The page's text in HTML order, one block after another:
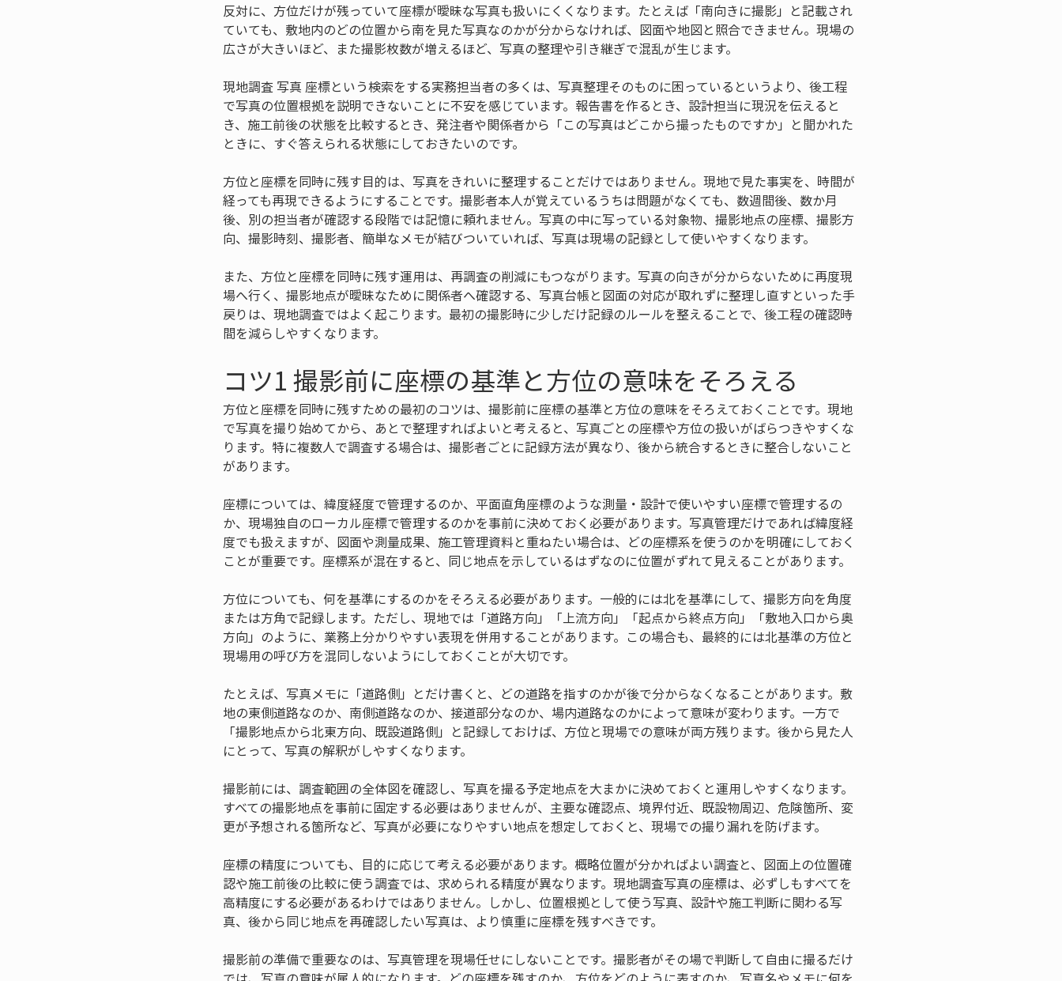
反対に、方位だけが残っていて座標が曖昧な写真も扱いにくくなります。たとえば「南向きに撮影」と記載され
ていても、敷地内のどの位置から南を見た写真なのかが分からなければ、図面や地図と照合できません。現場の
広さが大きいほど、また撮影枚数が増えるほど、写真の整理や引き継ぎで混乱が生じます。
現地調査 写真 座標という検索をする実務担当者の多くは、写真整理そのものに困っているというより、後工程
で写真の位置根拠を説明できないことに不安を感じています。報告書を作るとき、設計担当に現況を伝えると
き、施工前後の状態を比較するとき、発注者や関係者から「この写真はどこから撮ったものですか」と聞かれた
ときに、すぐ答えられる状態にしておきたいのです。
方位と座標を同時に残す目的は、写真をきれいに整理することだけではありません。現地で見た事実を、時間が
経っても再現できるようにすることです。撮影者本人が覚えているうちは問題がなくても、数週間後、数か月
後、別の担当者が確認する段階では記憶に頼れません。写真の中に写っている対象物、撮影地点の座標、撮影方
向、撮影時刻、撮影者、簡単なメモが結びついていれば、写真は現場の記録として使いやすくなります。
また、方位と座標を同時に残す運用は、再調査の削減にもつながります。写真の向きが分からないために再度現
場へ行く、撮影地点が曖昧なために関係者へ確認する、写真台帳と図面の対応が取れずに整理し直すといった手
戻りは、現地調査ではよく起こります。最初の撮影時に少しだけ記録のルールを整えることで、後工程の確認時
間を減らしやすくなります。
コツ1 撮影前に座標の基準と方位の意味をそろえる
方位と座標を同時に残すための最初のコツは、撮影前に座標の基準と方位の意味をそろえておくことです。現地
で写真を撮り始めてから、あとで整理すればよいと考えると、写真ごとの座標や方位の扱いがばらつきやすくな
ります。特に複数人で調査する場合は、撮影者ごとに記録方法が異なり、後から統合するときに整合しないこと
があります。
座標については、緯度経度で管理するのか、平面直角座標のような測量・設計で使いやすい座標で管理するの
か、現場独自のローカル座標で管理するのかを事前に決めておく必要があります。写真管理だけであれば緯度経
度でも扱えますが、図面や測量成果、施工管理資料と重ねたい場合は、どの座標系を使うのかを明確にしておく
ことが重要です。座標系が混在すると、同じ地点を示しているはずなのに位置がずれて見えることがあります。
方位についても、何を基準にするのかをそろえる必要があります。一般的には北を基準にして、撮影方向を角度
または方角で記録します。ただし、現地では「道路方向」「上流方向」「起点から終点方向」「敷地入口から奥
方向」のように、業務上分かりやすい表現を併用することがあります。この場合も、最終的には北基準の方位と
現場用の呼び方を混同しないようにしておくことが大切です。
たとえば、写真メモに「道路側」とだけ書くと、どの道路を指すのかが後で分からなくなることがあります。敷
地の東側道路なのか、南側道路なのか、接道部分なのか、場内道路なのかによって意味が変わります。一方で
「撮影地点から北東方向、既設道路側」と記録しておけば、方位と現場での意味が両方残ります。後から見た人
にとって、写真の解釈がしやすくなります。
撮影前には、調査範囲の全体図を確認し、写真を撮る予定地点を大まかに決めておくと運用しやすくなります。
すべての撮影地点を事前に固定する必要はありませんが、主要な確認点、境界付近、既設物周辺、危険箇所、変
更が予想される箇所など、写真が必要になりやすい地点を想定しておくと、現場での撮り漏れを防げます。
座標の精度についても、目的に応じて考える必要があります。概略位置が分かればよい調査と、図面上の位置確
認や施工前後の比較に使う調査では、求められる精度が異なります。現地調査写真の座標は、必ずしもすべてを
高精度にする必要があるわけではありません。しかし、位置根拠として使う写真、設計や施工判断に関わる写
真、後から同じ地点を再確認したい写真は、より慎重に座標を残すべきです。
撮影前の準備で重要なのは、写真管理を現場任せにしないことです。撮影者がその場で判断して自由に撮るだけ